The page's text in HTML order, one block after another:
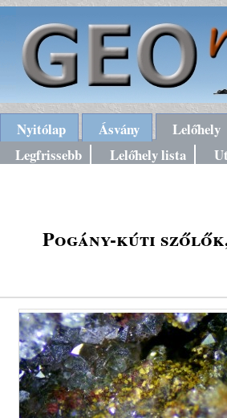
Nyitólap Ásvány Lelőhely
Legfrissebb
Lelőhely lista
Pogány-kúti